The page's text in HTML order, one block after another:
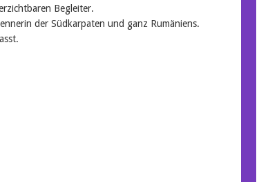
Begleiter.
der Südkarpaten und ganz Rumäniens.